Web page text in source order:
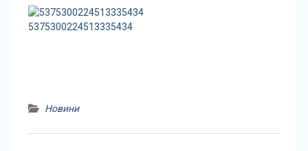
5375300224513335434
Новини